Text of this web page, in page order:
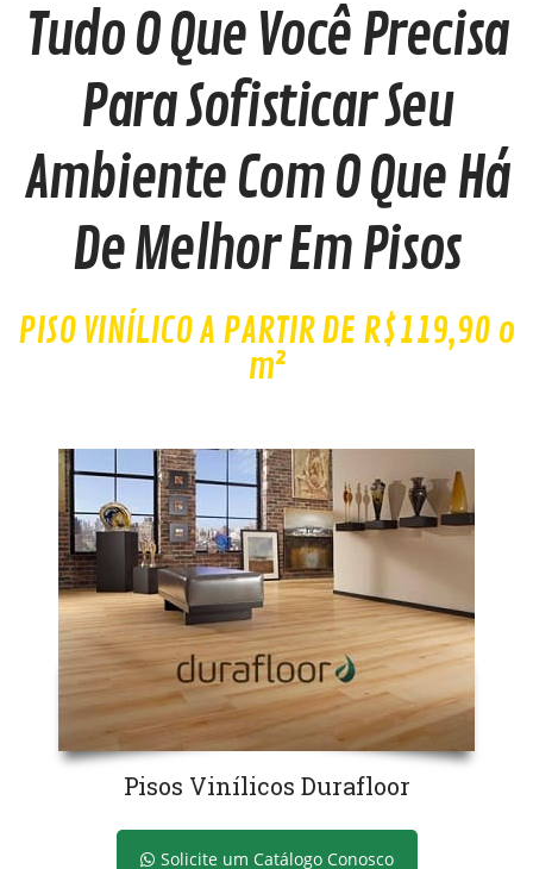
Tudo O Que Você Precisa
Para Sofisticar Seu
Ambiente Com O Que Há
De Melhor Em Pisos
PISO VINÍLICO A PARTIR DE R$119,90 o
m²
Pisos Vinílicos Durafloor
Solicite um Catálogo Conosco